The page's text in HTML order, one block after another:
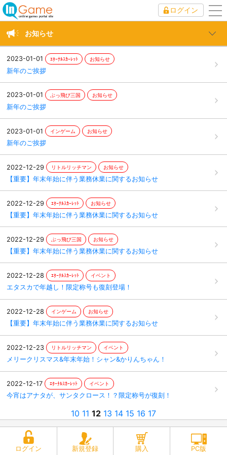
ログイン
お知らせ
2023-01-01 ｴﾀｰﾅﾙｽｶｰﾚｯﾄ お知らせ
新年のご挨拶
2023-01-01 ぶっ飛び三国 お知らせ
新年のご挨拶
2023-01-01 インゲーム お知らせ
新年のご挨拶
2022-12-29 リトルリッチマン お知らせ
【重要】年末年始に伴う業務休業に関するお知らせ
2022-12-29 ｴﾀｰﾅﾙｽｶｰﾚｯﾄ お知らせ
【重要】年末年始に伴う業務休業に関するお知らせ
2022-12-29 ぶっ飛び三国 お知らせ
【重要】年末年始に伴う業務休業に関するお知らせ
2022-12-28 ｴﾀｰﾅﾙｽｶｰﾚｯﾄ イベント
エタスカで年越し！限定称号も復刻登場！
2022-12-28 インゲーム お知らせ
【重要】年末年始に伴う業務休業に関するお知らせ
2022-12-23 リトルリッチマン イベント
メリークリスマス&年末年始！シャン&かりんちゃん！
2022-12-17 ｴﾀｰﾅﾙｽｶｰﾚｯﾄ イベント
今宵はアナタが、サンタクロース！？限定称号が復刻！
10 11 12 13 14 15 16 17
ログイン 新規登録 購入 PC版